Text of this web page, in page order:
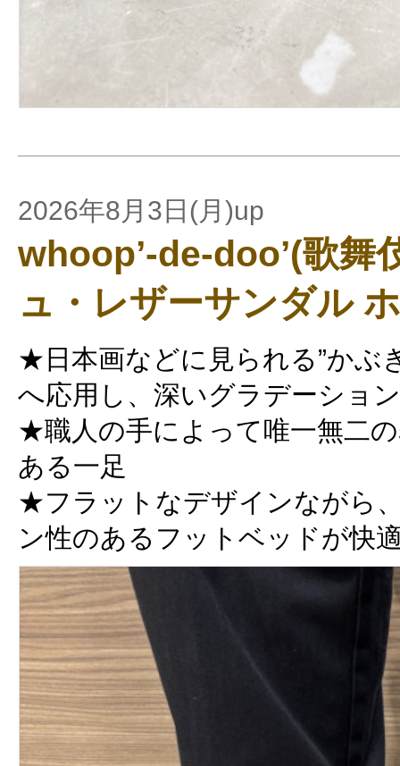
2026年8月3日(月)up
whoop’-de-doo’(歌舞
ュ・レザーサンダル
★日本画などに見られる”かぶ
へ応用し、深いグラデーショ
★職人の手によって唯一無二
ある一足
★フラットなデザインながら
ン性のあるフットベッドが快